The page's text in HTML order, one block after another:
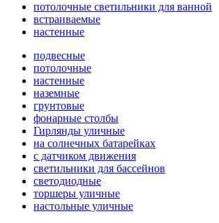
потолочные светильники для ванной
встраиваемые
настенные
подвесные
потолочные
настенные
наземные
грунтовые
фонарные столбы
Гирлянды уличные
на солнечных батарейках
с датчиком движения
светильники для бассейнов
светодиодные
торшеры уличные
настольные уличные